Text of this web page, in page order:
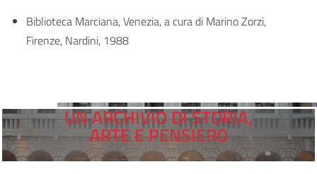
Biblioteca Marciana, Venezia, a cura di Marino Zorzi,
Firenze, Nardini, 1988
UN ARCHIVIO DI STORIA,
ARTE E PENSIERO